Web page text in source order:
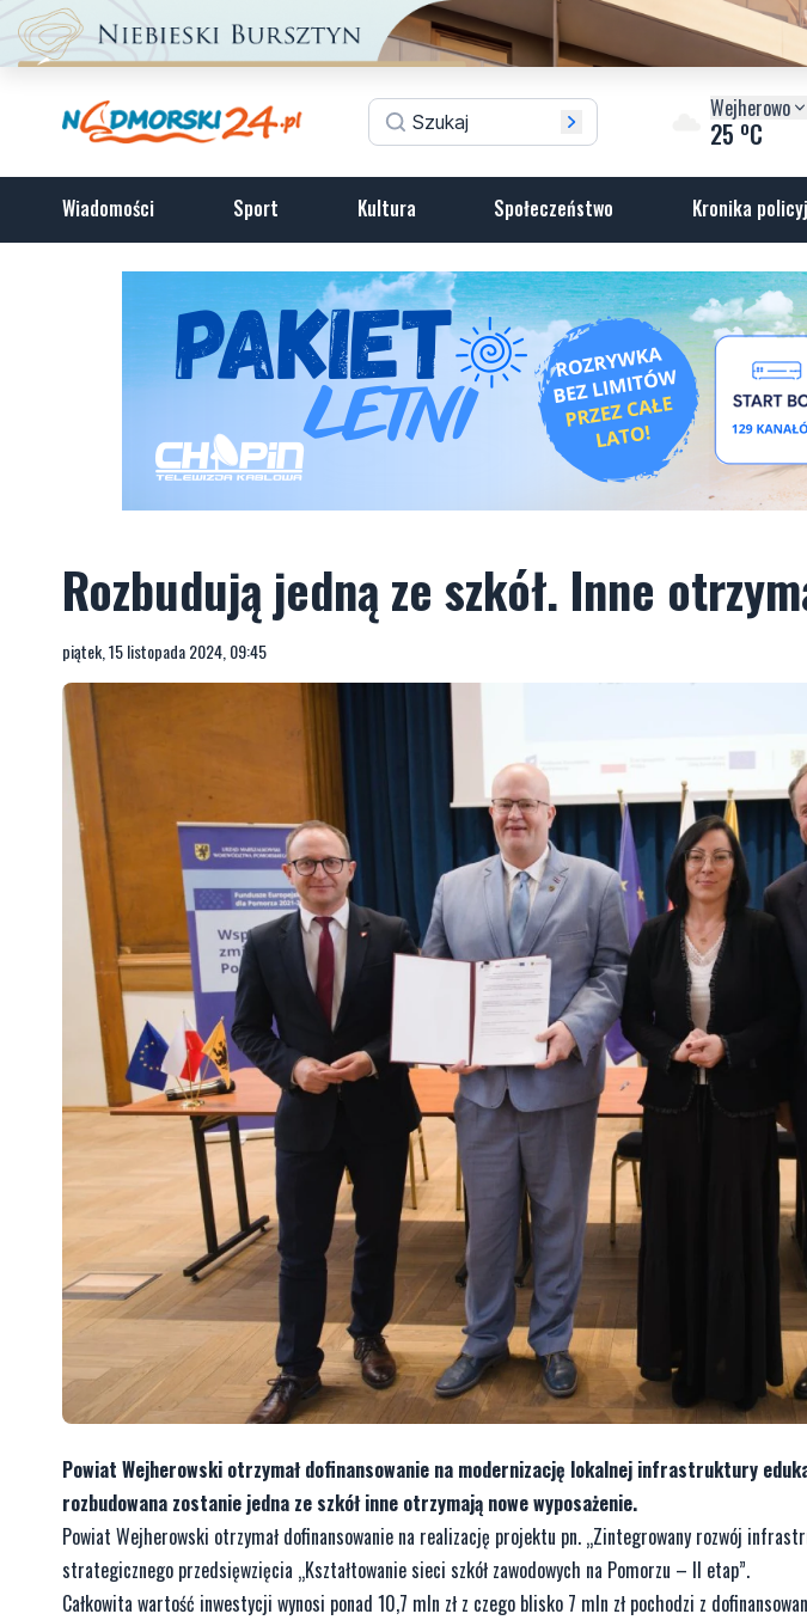
Wejherowo
25 oC
Wiadomości Sport Kultura Społeczeństwo Kronika
Rozbudują jedną ze szkół. Inne
piątek, 15 listopada 2024, 09:45
Powiat Wejherowski otrzymał dofinansowanie na modernizację lokalnej infrastruktury
rozbudowana zostanie jedna ze szkół inne otrzymają nowe wyposażenie.
Powiat Wejherowski otrzymał dofinansowanie na realizację projektu pn. „Zintegrowany rozwój
strategicznego przedsięwzięcia „Kształtowanie sieci szkół zawodowych na Pomorzu – II etap”.
Całkowita wartość inwestycji wynosi ponad 10,7 mln zł z czego blisko 7 mln zł pochodzi z